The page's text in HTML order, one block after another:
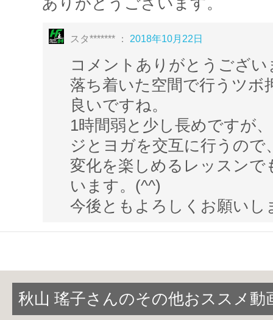
☆ダイジェストは こちら
～英国IFA国際アロマセラピストって？～
数あるアロマ検定・資格の中でも世界最高
アスリートケア、メディカルアロマ、心理
70種類以上の精油を使いこなし多くの症例
ストのことを指します。
＜セルフマッサージ（足編）＞
湧泉のツボ・・・元気になる万能のツボ！
三陰交のツボ・・・女性のトラブルに効果
スタ******* ： 2018年10月22日
コメントありがとうござい
落ち着いた空間で行うツボ
良いですね。
1時間弱と少し長めですが
ジとヨガを交互に行うので
変化を楽しめるレッスンで
います。(^^)
今後ともよろしくお願いし
秋山 瑤子さんのその他おススメ動